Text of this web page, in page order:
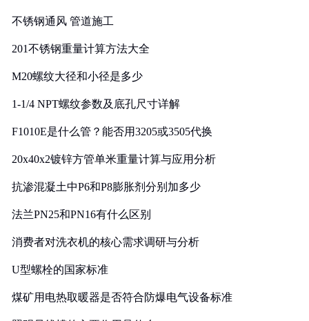
不锈钢通风 管道施工
201不锈钢重量计算方法大全
M20螺纹大径和小径是多少
1-1/4 NPT螺纹参数及底孔尺寸详解
F1010E是什么管？能否用3205或3505代换
20x40x2镀锌方管单米重量计算与应用分析
抗渗混凝土中P6和P8膨胀剂分别加多少
法兰PN25和PN16有什么区别
消费者对洗衣机的核心需求调研与分析
U型螺栓的国家标准
煤矿用电热取暖器是否符合防爆电气设备标准